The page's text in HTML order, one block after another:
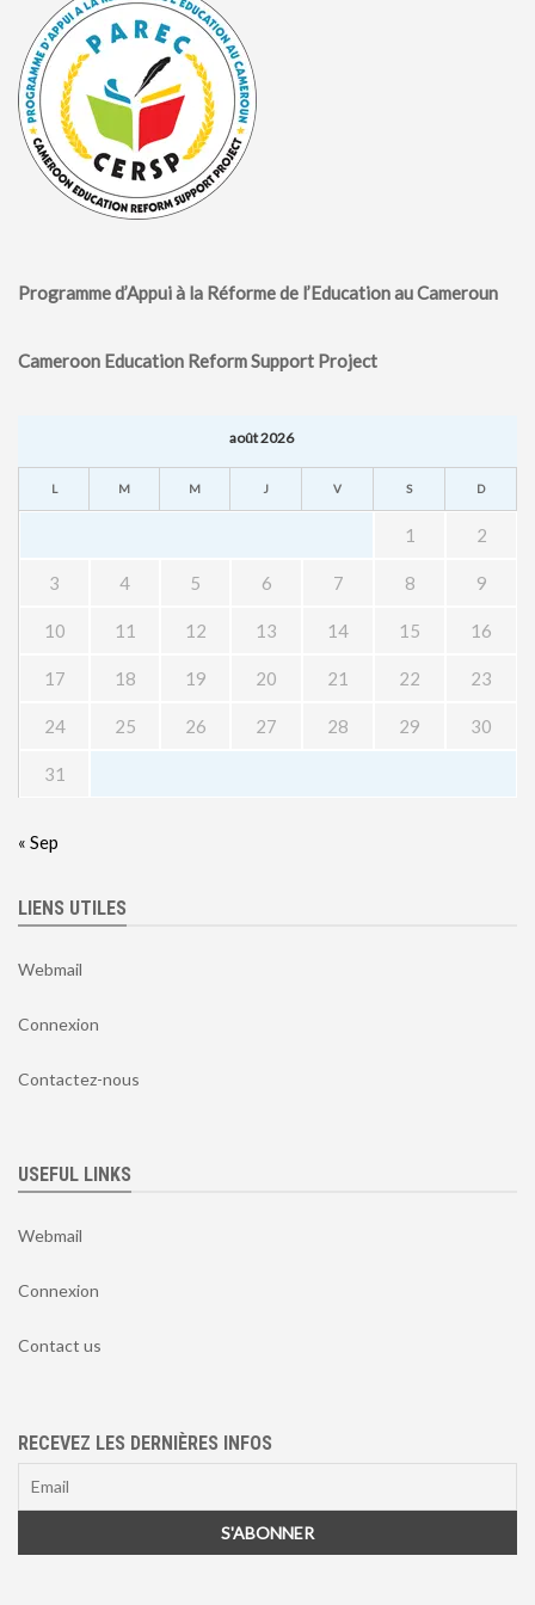
Programme d’Appui à la Réforme de l’Education au Cameroun
Cameroon Education Reform Support Project
août 2026
L M M J V S D
1 2
3 4 5 6 7 8 9
10 11 12 13 14 15 16
17 18 19 20 21 22 23
24 25 26 27 28 29 30
31
« Sep
LIENS UTILES
Webmail
Connexion
Contactez-nous
USEFUL LINKS
Webmail
Connexion
Contact us
RECEVEZ LES DERNIÈRES INFOS